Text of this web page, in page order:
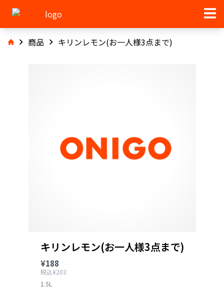
商品 キリンレモン(お一人様3点まで)
キリンレモン(お一人様3点まで)
¥188
税込¥203
1.5L